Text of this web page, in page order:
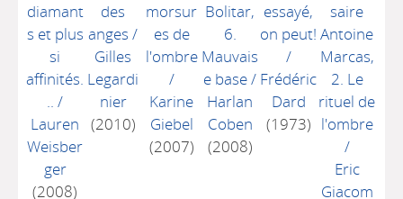
diamant
s et plus
si
affinités.
.. /
Lauren
Weisber
ger
(2008)
des
anges /
Gilles
Legardi
nier
(2010)
morsur
es de
l'ombre
/
Karine
Giebel
(2007)
Bolitar,
6.
Mauvais
e base/
Harlan
Coben
(2008)
essayé,
on peut!
/
Frédéric
Dard
(1973)
saire
Antoine
Marcas,
2. Le
rituel de
l'ombre
/
Eric
Giacom